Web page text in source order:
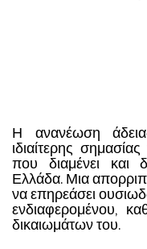
Η ανανέωση
ιδιαίτερης
που διαμένει και
Ελλάδα. Μια
να επηρεάσει
ενδιαφερομένου,
δικαιωμάτων του.